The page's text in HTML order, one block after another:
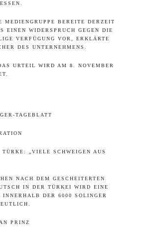
MEDIENGRUPPE BEREITE DERZEIT
EINEN WIDERSPRUCH GEGEN DIE
VERFÜGUNG VOR, ERKLÄRTE
DES UNTERNEHMENS.
URTEIL WIRD AM 8. NOVEMBER
TAGEBLATT
TÜRKE: „VIELE SCHWEIGEN AUS
NACH DEM GESCHEITERTEN
IN DER TÜRKEI WIRD EINE
INNERHALB DER 6000 SOLINGER
PRINZ